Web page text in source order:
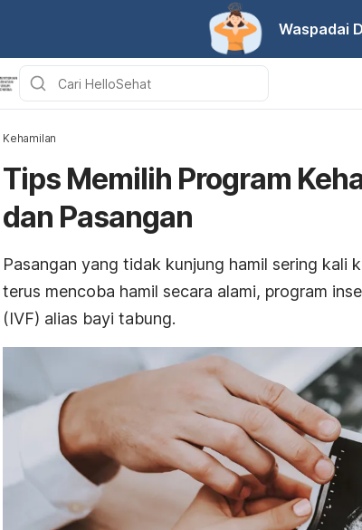
Waspadai
Kehamilan
Tips Memilih Program
dan Pasangan
Pasangan yang tidak kunjung hamil sering kali
terus mencoba hamil secara alami, program
(IVF) alias bayi tabung.